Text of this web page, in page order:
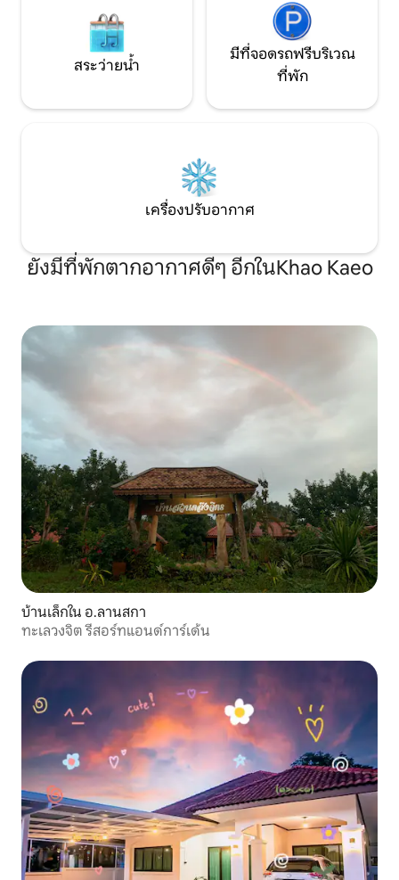
สระว่ายน้ำ
มีที่จอดรถฟรีบริเวณ
ที่พัก
เครื่องปรับอากาศ
ยังมีที่พักตากอากาศดีๆ อีกในKhao Kaeo
บ้านเล็กใน อ.ลานสกา
ทะเลวงจิต รีสอร์ทแอนด์การ์เด้น